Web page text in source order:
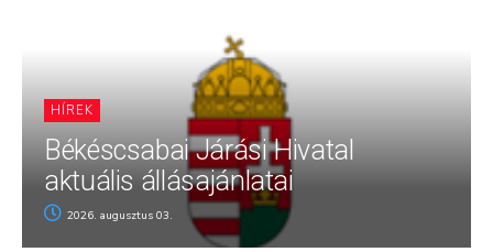
HÍREK
Békéscsabai Járási Hivatal
aktuális állásajánlatai
2026. augusztus 03.